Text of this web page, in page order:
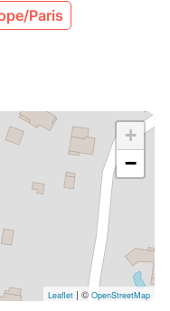
Paris
+
−
Leaflet | © OpenStreetMap